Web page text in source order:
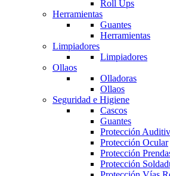
Roll Ups
Herramientas
Guantes
Herramientas
Limpiadores
Limpiadores
Ollaos
Olladoras
Ollaos
Seguridad e Higiene
Cascos
Guantes
Protección
Protección Ocular
Protección
Protección